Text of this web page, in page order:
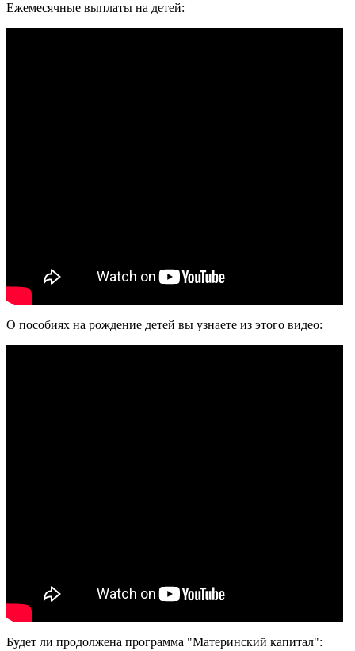
Ежемесячные выплаты на детей:
О пособиях на рождение детей вы узнаете из этого видео:
Будет ли продолжена программа "Материнский капитал":